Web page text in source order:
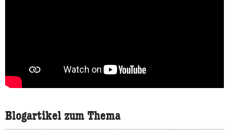
Blogartikel zum Thema